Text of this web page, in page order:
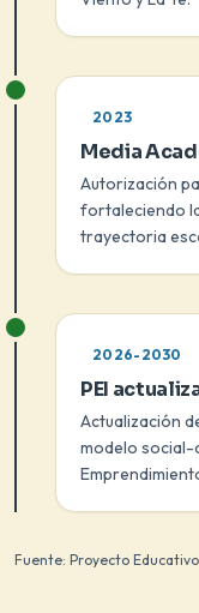
2023
Media
Autorización
fortaleciendo
trayectoria
2026-2030
PEI
Actualización
modelo social-
Fuente: Proyecto